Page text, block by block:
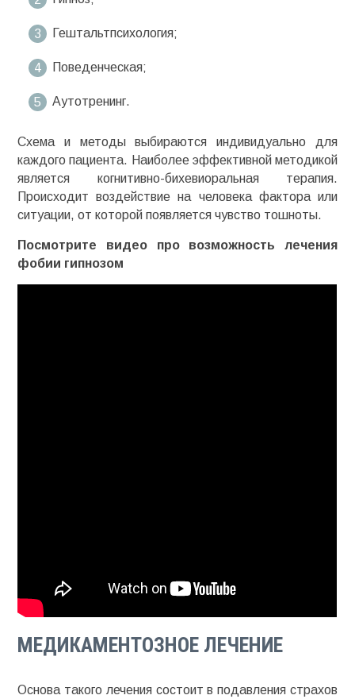
Гештальтпсихология;
Поведенческая;
Аутотренинг.
Схема и методы выбираются индивидуально для
каждого пациента. Наиболее эффективной методикой
является когнитивно-бихевиоральнаятерапия.
Происходит воздействие на человека фактора или
ситуации, от которой появляется чувство тошноты.
Посмотрите видео про возможность лечения
фобии гипнозом
МЕДИКАМЕНТОЗНОЕ ЛЕЧЕНИЕ
Основа такого лечения состоит в подавления страхов